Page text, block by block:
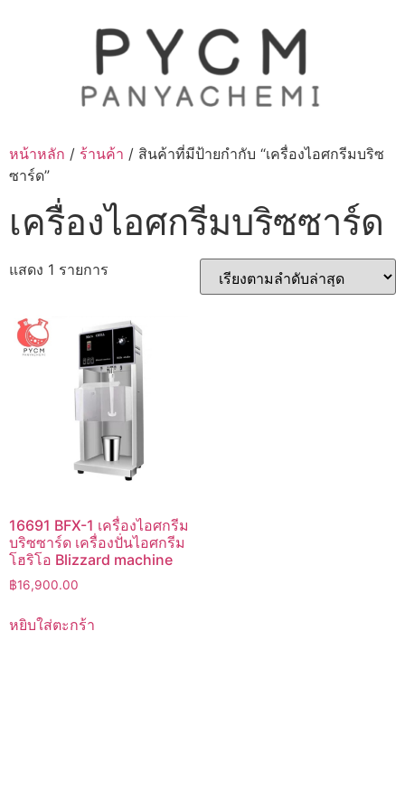
หน้าหลัก / ร้านค้า / สินค้าที่มีป้ายกำกับ “เครื่องไอศกรีมบริซ
ซาร์ด”
เครื่องไอศกรีมบริซซาร์ด
แสดง 1 รายการ
16691 BFX-1 เครื่องไอศกรีม
บริซซาร์ด เครื่องปั่นไอศกรีม
โฮริโอ Blizzard machine
฿16,900.00
หยิบใส่ตะกร้า